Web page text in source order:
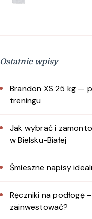
Ostatnie wpisy
Brandon XS 25 kg —
treningu
Jak wybrać i
w Bielsku-Białej
Śmieszne napisy
Ręczniki na podłogę
zainwestować?